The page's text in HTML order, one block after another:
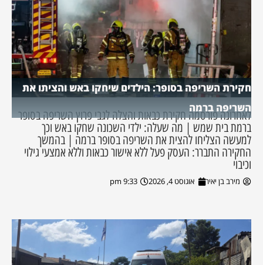
חקירת השריפה בסופר: הילדים שיחקו באש והציתו את
השריפה ברמה
לאחרונה פורסמה חקירת כבאות והצלה לגבי פרוץ השריפה בסופר
ברמת בית שמש | מה שעלה: ילדי השכונה שחקו באש וכך
למעשה הצליחו להצית את השריפה בסופר ברמה | בהמשך
החקירה התברר: העסק פעל ללא אישור כבאות וללא אמצעי גילוי
וכיבוי
מירב בן יאיר אוגוסט 4, 2026 9:33 pm